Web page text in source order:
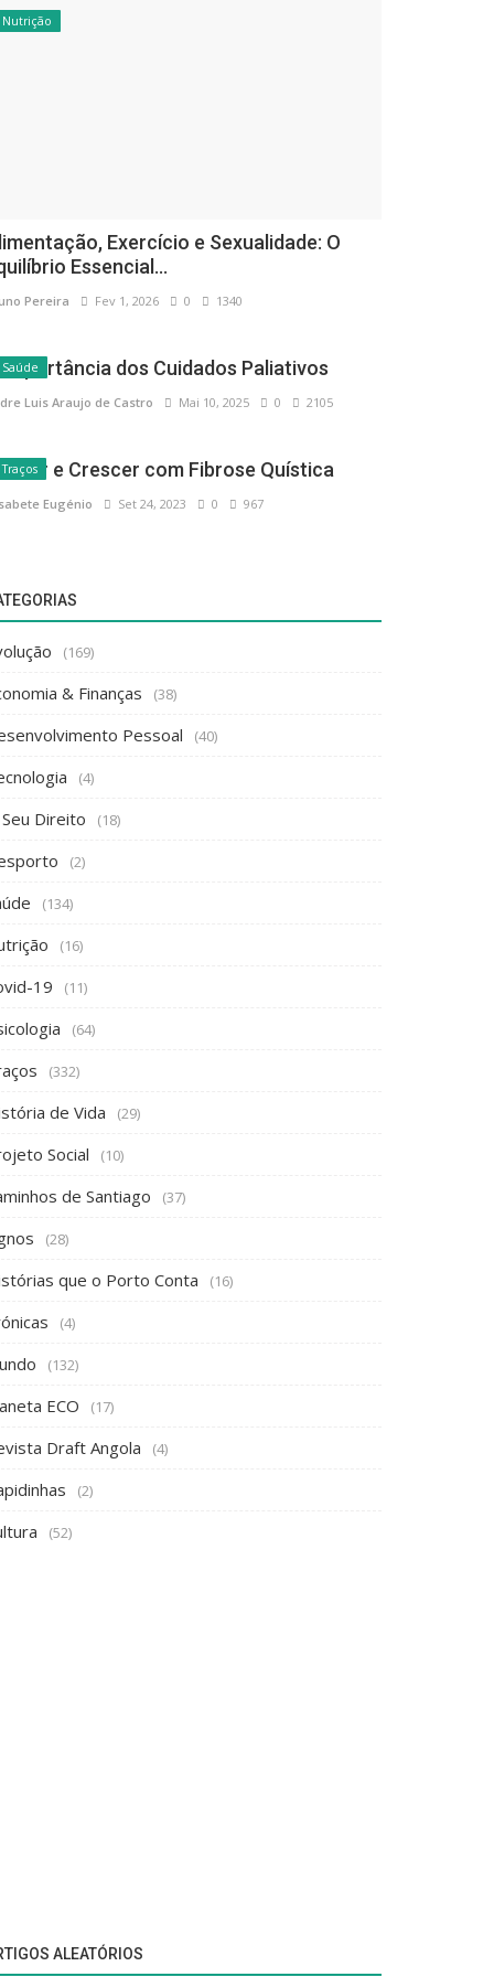
Nutrição
Exercício e Sexualidade: O
Essencial...
Pereira Fev 1, 2026 0 1340
Saúde dos Cuidados Paliativos
Luis Araujo de Castro Mai 10, 2025 0 2105
Traços e Crescer com Fibrose Quística
Eugénio Set 24, 2023 0 967
(169)
& Finanças (38)
Pessoal (40)
(4)
Direito (18)
(2)
(134)
(16)
19 (11)
(64)
(332)
de Vida (29)
Social (10)
de Santiago (37)
(28)
que o Porto Conta (16)
(4)
(132)
ECO (17)
Draft Angola (4)
(2)
(52)
ALEATÓRIOS